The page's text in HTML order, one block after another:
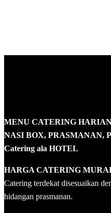
MENU CATERING
NASI BOX, PRASMANAN,
Catering ala HOTEL
HARGA CATERING
Catering terdekat disesuaikan
hidangan prasmanan.